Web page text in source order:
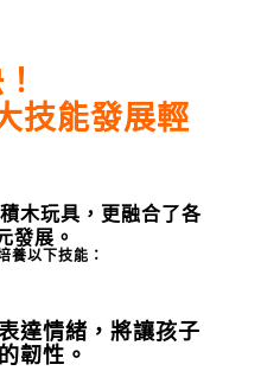
技能發展輕
木玩具，更融合了各
發展。
養以下技能：
達情緒，將讓孩子
韌性。